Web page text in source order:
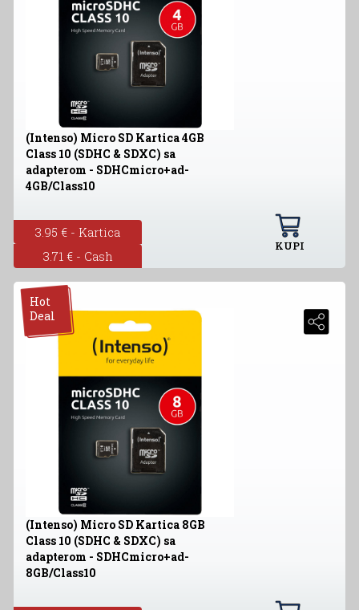
(Intenso) Micro SD Kartica 4GB
Class 10 (SDHC & SDXC) sa
adapterom - SDHCmicro+ad-
4GB/Class10
3.95 € - Kartica
3.71 € - Cash
KUPI
Hot
Deal
(Intenso) Micro SD Kartica 8GB
Class 10 (SDHC & SDXC) sa
adapterom - SDHCmicro+ad-
8GB/Class10